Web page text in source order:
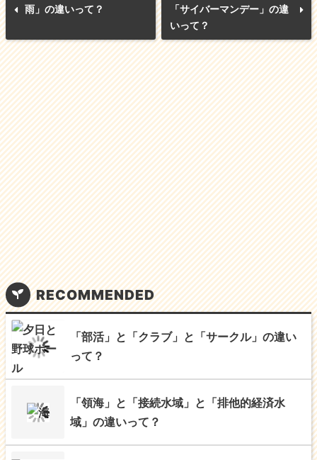
c
e
b
o
o
k
er
e
ai
l
雨」の違いって？
「サイバーマンデー」の違
いって？
RECOMMENDED
「部活」と「クラブ」と「サークル」の違い
って？
「領海」と「接続水域」と「排他的経済水
域」の違いって？